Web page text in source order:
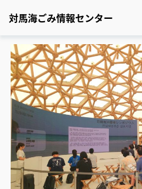
対馬海ごみ情報センター